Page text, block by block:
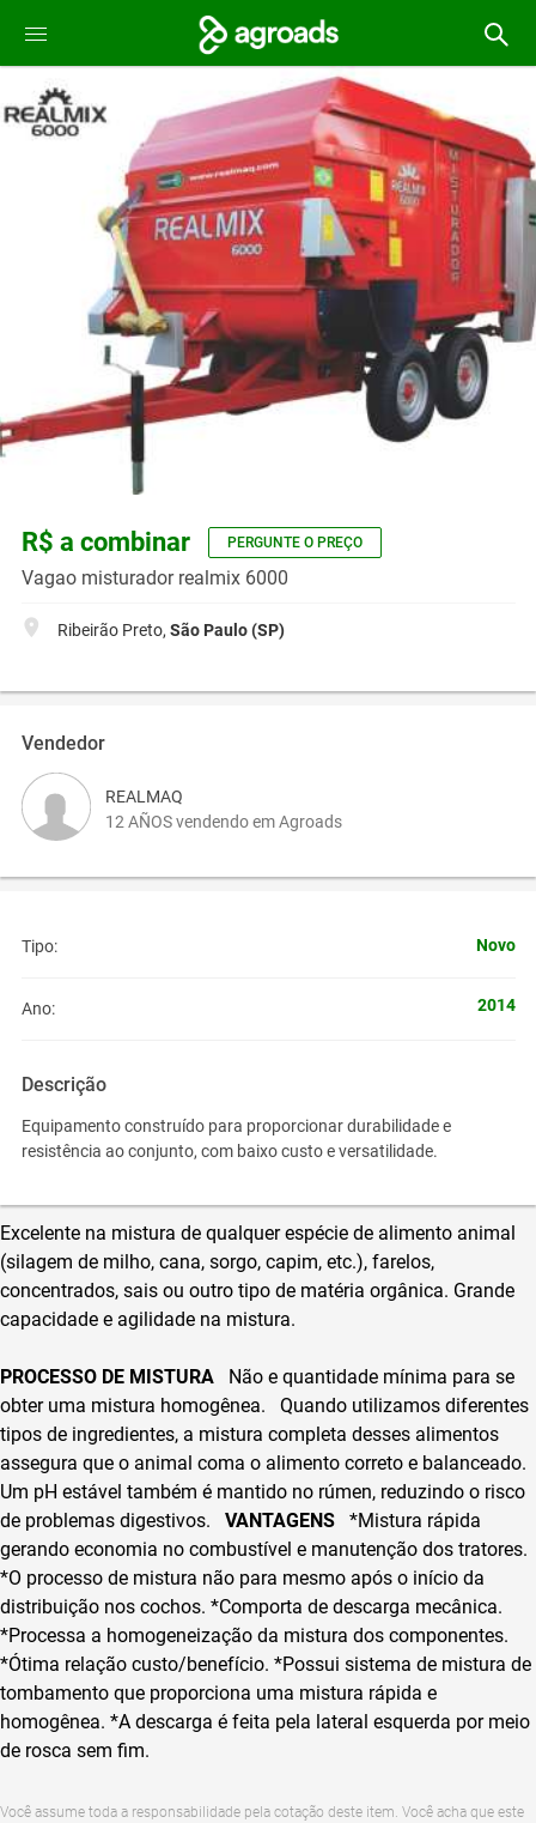
R$ a combinar PERGUNTE O PREÇO
Vagao misturador realmix 6000
Ribeirão Preto, São Paulo (SP)
Vendedor
REALMAQ
12 AÑOS vendendo em Agroads
Tipo: Novo
Ano: 2014
Descrição
Equipamento construído para proporcionar durabilidade e
resistência ao conjunto, com baixo custo e versatilidade.
Excelente na mistura de qualquer espécie de alimento animal
(silagem de milho, cana, sorgo, capim, etc.), farelos,
concentrados, sais ou outro tipo de matéria orgânica. Grande
capacidade e agilidade na mistura.
PROCESSO DE MISTURA
Não e quantidade mínima para se
obter uma mistura homogênea.
Quando utilizamos diferentes
tipos de ingredientes, a mistura completa desses alimentos
assegura que o animal coma o alimento correto e balanceado.
Um pH estável também é mantido no rúmen, reduzindo o risco
de problemas digestivos.
VANTAGENS
*Mistura rápida
gerando economia no combustível e manutenção dos tratores.
*O processo de mistura não para mesmo após o início da
distribuição nos cochos. *Comporta de descarga mecânica.
*Processa a homogeneização da mistura dos componentes.
*Ótima relação custo/benefício. *Possui sistema de mistura de
tombamento que proporciona uma mistura rápida e
homogênea. *A descarga é feita pela lateral esquerda por meio
de rosca sem fim.
Você assume toda a responsabilidade pela cotação deste item. Você acha que este